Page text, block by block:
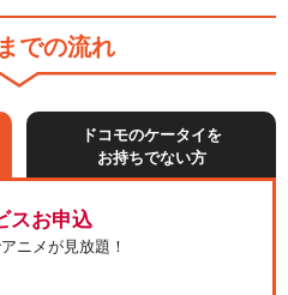
での流れ
ドコモのケータイを
お持ちでない方
スお申込
ニメが見放題！